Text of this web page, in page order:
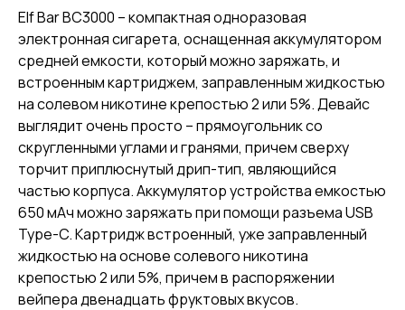
Elf Bar BC3000 – компактная одноразовая
электронная сигарета, оснащенная аккумулятором
средней емкости, который можно заряжать, и
встроенным картриджем, заправленным жидкостью
на солевом никотине крепостью 2 или 5%. Девайс
выглядит очень просто – прямоугольник со
скругленными углами и гранями, причем сверху
торчит приплюснутый дрип-тип, являющийся
частью корпуса. Аккумулятор устройства емкостью
650 мАч можно заряжать при помощи разъема USB
Type-C. Картридж встроенный, уже заправленный
жидкостью на основе солевого никотина
крепостью 2 или 5%, причем в распоряжении
вейпера двенадцать фруктовых вкусов.